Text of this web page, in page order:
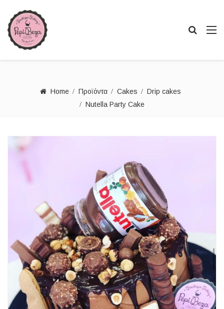
Home Προϊόντα Cakes
Drip cakes
Nutella Party Cake